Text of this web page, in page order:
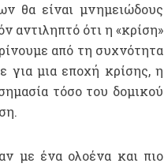
θα είναι μνημειώδους
αντιληπτό ότι η «κρίση»
από τη συχνότητα
για μια εποχή κρίσης, η
τόσο του δομικού
με ένα ολοένα και πιο